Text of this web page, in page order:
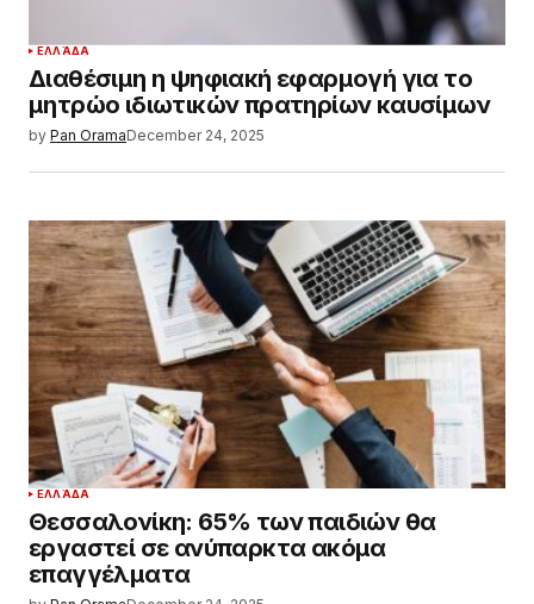
ΕΛΛΆΔΑ
Διαθέσιμη η ψηφιακή εφαρμογή για το
μητρώο ιδιωτικών πρατηρίων καυσίμων
by Pan OramaDecember 24, 2025
ΕΛΛΆΔΑ
Θεσσαλονίκη: 65% των παιδιών θα
εργαστεί σε ανύπαρκτα ακόμα
επαγγέλματα